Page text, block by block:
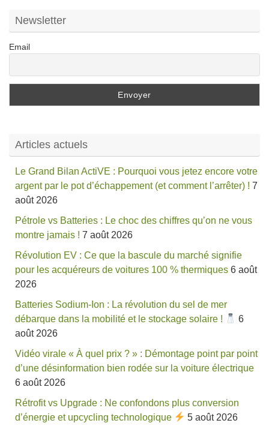
Newsletter
Email
Articles actuels
Le Grand Bilan ActiVE : Pourquoi vous jetez encore votre
argent par le pot d’échappement (et comment l’arrêter) ! 7
août 2026
Pétrole vs Batteries : Le choc des chiffres qu’on ne vous
montre jamais ! 7 août 2026
Révolution EV : Ce que la bascule du marché signifie
pour les acquéreurs de voitures 100 % thermiques 6 août
2026
Batteries Sodium-Ion : La révolution du sel de mer
débarque dans la mobilité et le stockage solaire !
6
août 2026
Vidéo virale « À quel prix ? » : Démontage point par point
d’une désinformation bien rodée sur la voiture électrique
6 août 2026
Rétrofit vs Upgrade : Ne confondons plus conversion
d’énergie et upcycling technologique
5 août 2026